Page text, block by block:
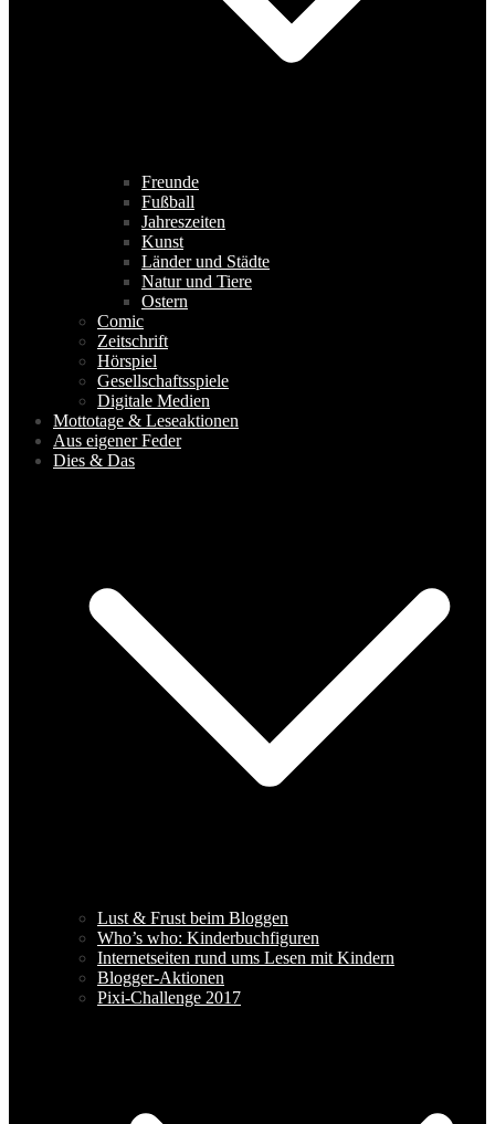
Freunde
Fußball
Jahreszeiten
Kunst
Länder und Städte
Natur und Tiere
Ostern
Comic
Zeitschrift
Hörspiel
Gesellschaftsspiele
Digitale Medien
Mottotage & Leseaktionen
Aus eigener Feder
Dies & Das
Lust & Frust beim Bloggen
Who’s who: Kinderbuchfiguren
Internetseiten rund ums Lesen mit Kindern
Blogger-Aktionen
Pixi-Challenge 2017